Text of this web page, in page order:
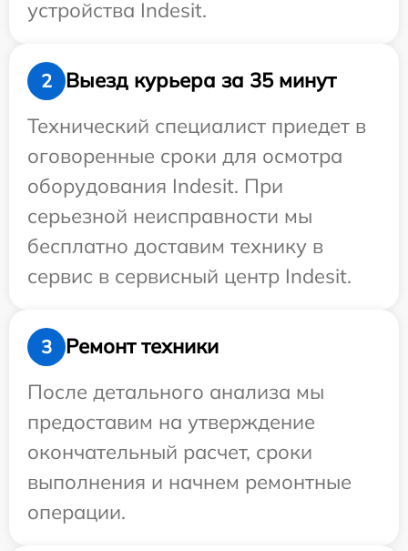
устройства Indesit.
2
Выезд курьера за 35 минут
Технический специалист приедет в
оговоренные сроки для осмотра
оборудования Indesit. При
серьезной неисправности мы
бесплатно доставим технику в
сервис в сервисный центр Indesit.
3
Ремонт техники
После детального анализа мы
предоставим на утверждение
окончательный расчет, сроки
выполнения и начнем ремонтные
операции.